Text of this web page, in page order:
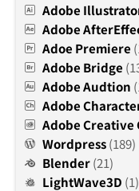
Adobe
Adobe
Adoe Premiere
Adobe Bridge
Adobe Audtion
Adobe
Adobe Creative
Wordpress(189)
Blender(21)
LightWave3D (1)